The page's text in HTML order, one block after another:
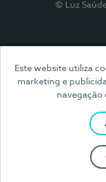
Este website utiliza
marketing e
navegação
© Luz